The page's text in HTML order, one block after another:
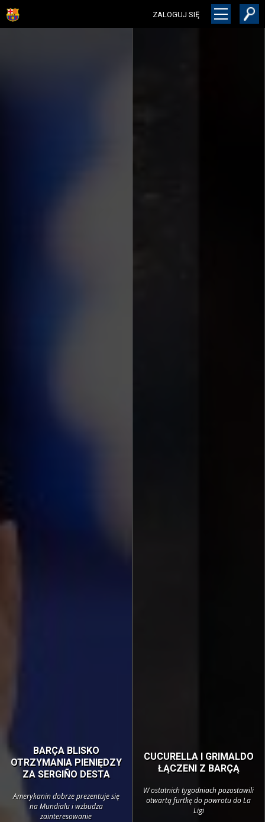
ZALOGUJ SIĘ
BARÇA BLISKO
OTRZYMANIA PIENIĘDZY
ZA SERGIÑO DESTA
Amerykanin dobrze prezentuje się
na Mundialu i wzbudza
zainteresowanie
CUCURELLA I GRIMALDO
ŁĄCZENI Z BARÇĄ
W ostatnich tygodniach pozostawili
otwartą furtkę do powrotu do La
Ligi